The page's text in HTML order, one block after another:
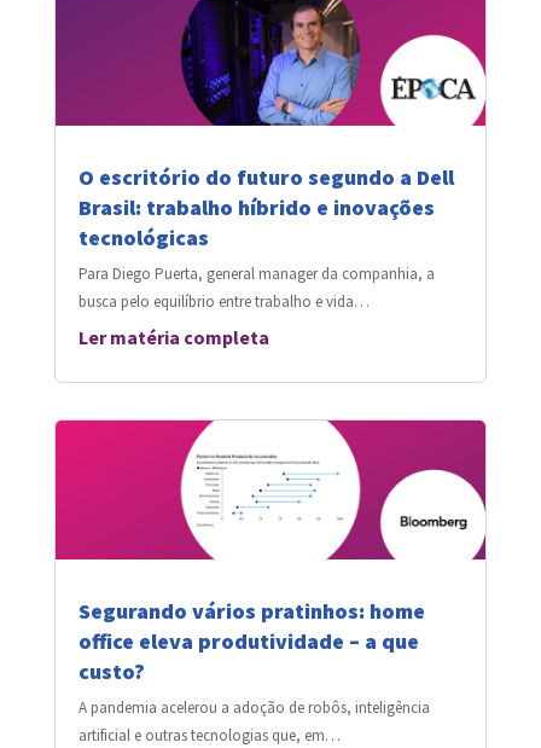
O escritório do futuro segundo a Dell
Brasil: trabalho híbrido e inovações
tecnológicas
Para Diego Puerta, general manager da companhia, a
busca pelo equilíbrio entre trabalho e vida…
Ler matéria completa
Segurando vários pratinhos: home
office eleva produtividade – a que
custo?
A pandemia acelerou a adoção de robôs, inteligência
artificial e outras tecnologias que, em…